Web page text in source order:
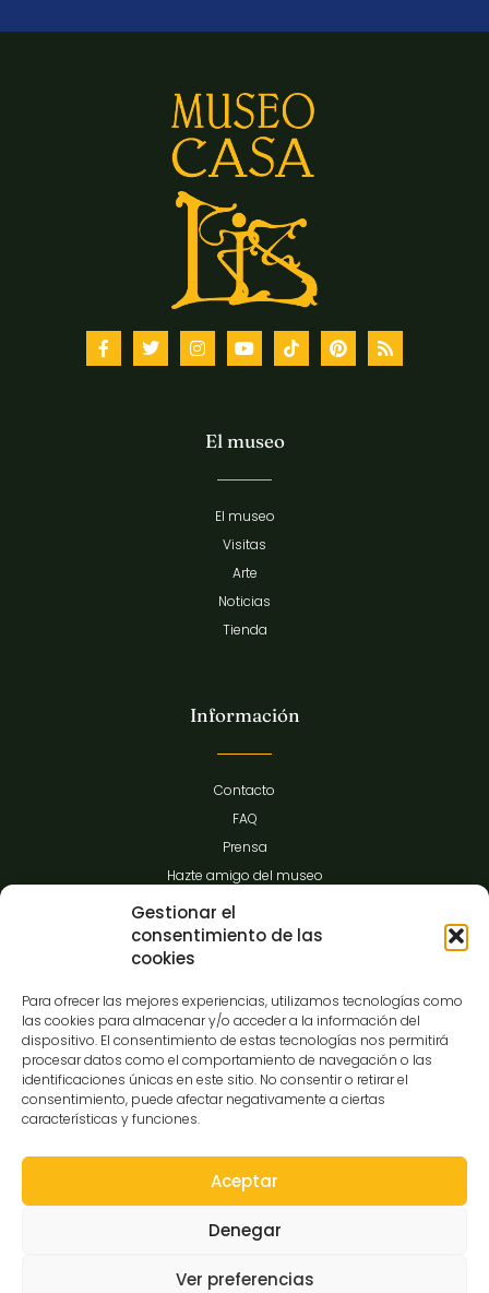
Gestionar el
consentimiento de las
cookies
Para ofrecer las mejores experiencias, utilizamos tecnologías como
las cookies para almacenar y/o acceder a la información del
dispositivo. El consentimiento de estas tecnologías nos permitirá
procesar datos como el comportamiento de navegación o las
identificaciones únicas en este sitio. No consentir o retirar el
consentimiento, puede afectar negativamente a ciertas
características y funciones.
Aceptar
Denegar
Ver preferencias
El museo
El museo
Visitas
Arte
Noticias
Tienda
Información
Contacto
FAQ
Prensa
Hazte amigo del museo
Transparencia
C/Gibraltar,14
37008-Salamanca